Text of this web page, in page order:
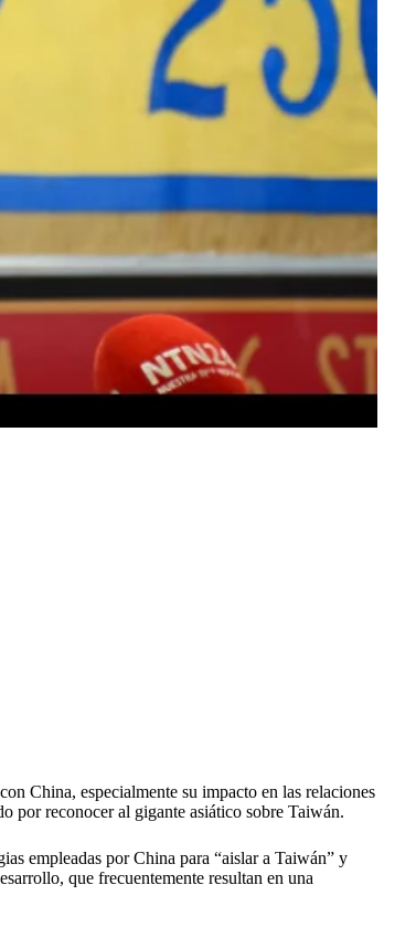
China, especialmente su impacto en las relaciones
por reconocer al gigante asiático sobre Taiwán.
empleadas por China para “aislar a Taiwán” y
que frecuentemente resultan en una